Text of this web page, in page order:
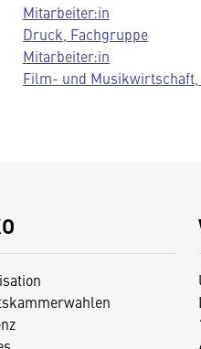
Mitarbeiter:in
Druck, Fachgruppe
Mitarbeiter:in
Film- und